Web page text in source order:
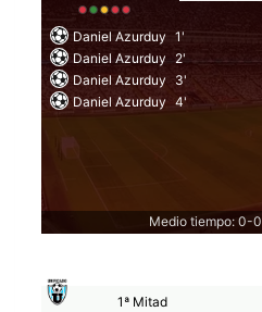
Daniel Azurduy 1'
Daniel Azurduy 2'
Daniel Azurduy 3'
Daniel Azurduy 4'
Medio tiempo: 0-0
1ª Mitad